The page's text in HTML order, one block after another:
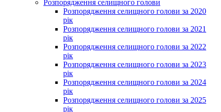
Розпорядження селищного голови
Розпорядження селищного голови за 2020
рік
Розпорядження селищного голови за 2021
рік
Розпорядження селищного голови за 2022
рік
Розпорядження селищного голови за 2023
рік
Розпорядження селищного голови за 2024
рік
Розпорядження селищного голови за 2025
рік